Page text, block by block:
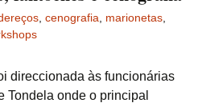
cenografia marionetas
direccionada às funcionárias
onde o principal